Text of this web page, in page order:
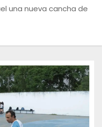
una nueva cancha de